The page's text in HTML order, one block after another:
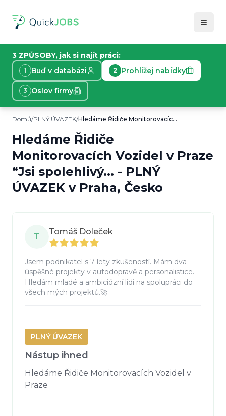
3 ZPŮSOBY, jak si najít práci:
1 Buď v databázi 2 Prohlížej nabídky
3 Oslov firmy
Informace o nabídce práce
Toto je plný úvazek v Praha, Česko. Hledáme
Typ práce: PLNÝ ÚVAZEK
Lokace: Praha, Česko
Plat:185Kč/hod.
Požadavky: Min. 20h/týdně, Řidičský průkaz sk. B
Domů/PLNÝ ÚVAZEK/ Hledáme Řidiče Monitorovacích Vozidel v Praze “Jsi spolehlivý...
Hledáme Řidiče
Monitorovacích Vozidel v Praze
“Jsi spolehlivý... - PLNÝ
ÚVAZEK v Praha, Česko
T
Tomáš Doleček
Jsem podnikatel s 7 lety zkušeností. Mám dva
úspěšné projekty v autodopravě a personalistice.
Hledám mladé a ambiciózní lidi na spolupráci do
všech mých projektů.🚀
PLNÝ ÚVAZEK
Nástup ihned
Hledáme Řidiče Monitorovacích Vozidel v
Praze